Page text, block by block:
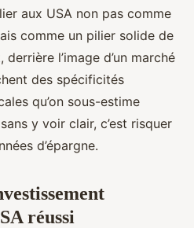
min de lecture
aux USA non pas comme
comme un pilier solide de
l’image d’un marché
des spécificités
qu’on sous-estime
y voir clair, c’est risquer
d’épargne.
réussi